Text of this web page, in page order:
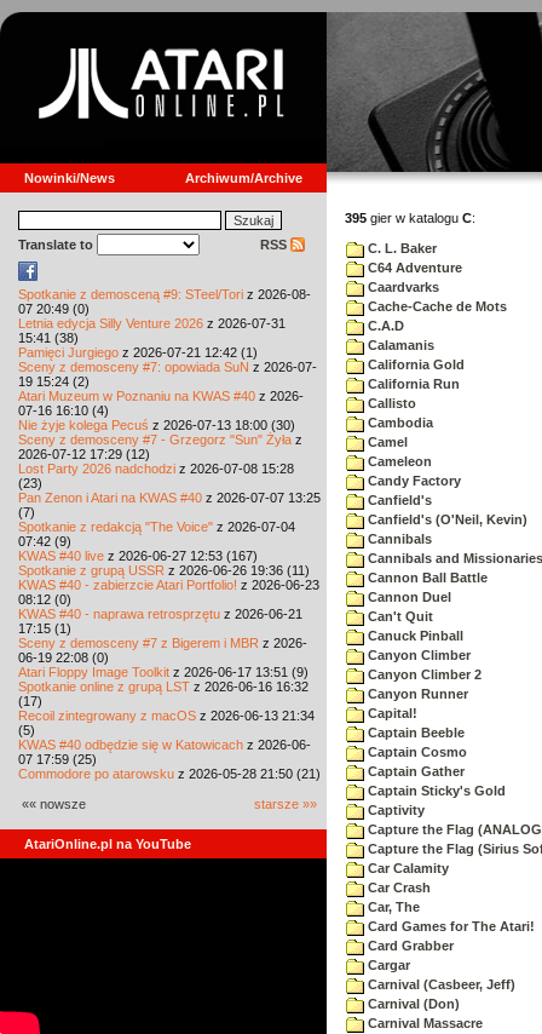
Nowinki/News Archiwum/Archive
Translate to RSS
Spotkanie z demosceną #9: STeel/Tori z 2026-08-
07 20:49 (0)
Letnia edycja Silly Venture 2026 z 2026-07-31
15:41 (38)
Pamięci Jurgiego z 2026-07-21 12:42 (1)
Sceny z demosceny #7: opowiada SuN z 2026-07-
19 15:24 (2)
Atari Muzeum w Poznaniu na KWAS #40 z 2026-
07-16 16:10 (4)
Nie żyje kolega Pecuś z 2026-07-13 18:00 (30)
Sceny z demosceny #7 - Grzegorz "Sun" Żyła z
2026-07-12 17:29 (12)
Lost Party 2026 nadchodzi z 2026-07-08 15:28
(23)
Pan Zenon i Atari na KWAS #40 z 2026-07-07 13:25
(7)
Spotkanie z redakcją "The Voice" z 2026-07-04
07:42 (9)
KWAS #40 live z 2026-06-27 12:53 (167)
Spotkanie z grupą USSR z 2026-06-26 19:36 (11)
KWAS #40 - zabierzcie Atari Portfolio! z 2026-06-23
08:12 (0)
KWAS #40 - naprawa retrosprzętu z 2026-06-21
17:15 (1)
Sceny z demosceny #7 z Bigerem i MBR z 2026-
06-19 22:08 (0)
Atari Floppy Image Toolkit z 2026-06-17 13:51 (9)
Spotkanie online z grupą LST z 2026-06-16 16:32
(17)
Recoil zintegrowany z macOS z 2026-06-13 21:34
(5)
KWAS #40 odbędzie się w Katowicach z 2026-06-
07 17:59 (25)
Commodore po atarowsku z 2026-05-28 21:50 (21)
«« nowsze starsze »»
AtariOnline.pl na YouTube
395 gier w katalogu C:
C. L. Baker
C64 Adventure
Caardvarks
Cache-Cache de Mots
C.A.D
Calamanis
California Gold
California Run
Callisto
Cambodia
Camel
Cameleon
Candy Factory
Canfield's
Canfield's (O'Neil, Kevin)
Cannibals
Cannibals and Missionaries
Cannon Ball Battle
Cannon Duel
Can't Quit
Canuck Pinball
Canyon Climber
Canyon Climber 2
Canyon Runner
Capital!
Captain Beeble
Captain Cosmo
Captain Gather
Captain Sticky's Gold
Captivity
Capture the Flag
Capture the Flag (Sirius
Car Calamity
Car Crash
Car, The
Card Games for The Atari!
Card Grabber
Cargar
Carnival (Casbeer, Jeff)
Carnival (Don)
Carnival Massacre